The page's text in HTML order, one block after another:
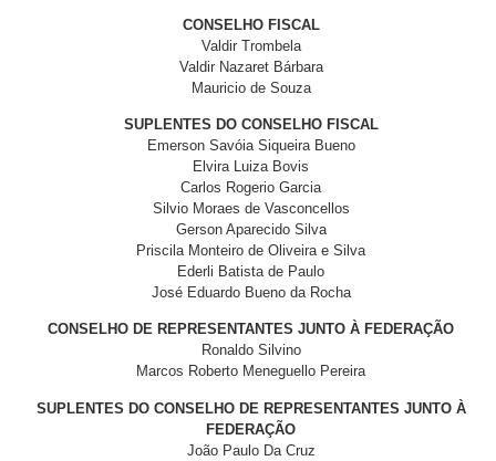
CONSELHO FISCAL
Valdir Trombela
Valdir Nazaret Bárbara
Mauricio de Souza
SUPLENTES DO CONSELHO FISCAL
Emerson Savóia Siqueira Bueno
Elvira Luiza Bovis
Carlos Rogerio Garcia
Silvio Moraes de Vasconcellos
Gerson Aparecido Silva
Priscila Monteiro de Oliveira e Silva
Ederli Batista de Paulo
José Eduardo Bueno da Rocha
CONSELHO DE REPRESENTANTES JUNTO À FEDERAÇÃO
Ronaldo Silvino
Marcos Roberto Meneguello Pereira
SUPLENTES DO CONSELHO DE REPRESENTANTES JUNTO À
FEDERAÇÃO
João Paulo Da Cruz